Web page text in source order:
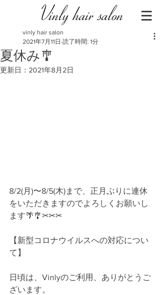
Vinly hair salon
夏休み🎐
vinly hair salon
2021年7月11日 読了時間: 1分
更新日： 2021年8月2日
8/2(月)〜8/5(木)まで、正月ぶりに連休
をいただきますのでよろしくお願いし
ます🌴🎐✂︎✂︎✂︎
【新型コロナウイルスへの対応につい
て】
日頃は、Vinlyのご利用、ありがとうご
ざいます。